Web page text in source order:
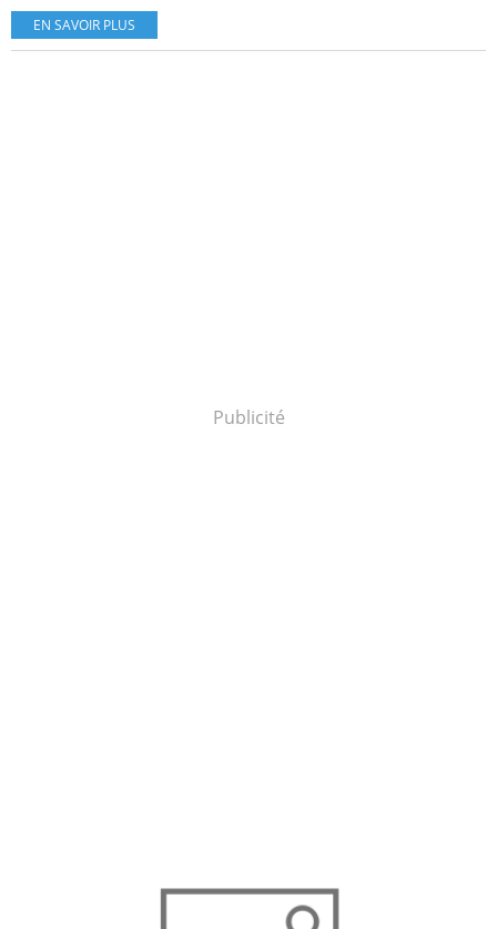
EN SAVOIR PLUS
Publicité